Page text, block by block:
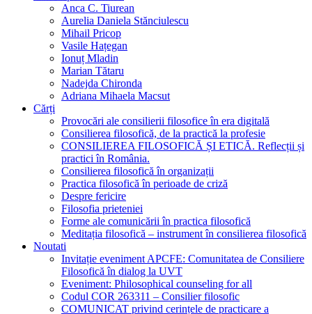
Anca C. Tiurean
Aurelia Daniela Stănciulescu
Mihail Pricop
Vasile Hațegan
Ionuț Mladin
Marian Tătaru
Nadejda Chironda
Adriana Mihaela Macsut
Cărți
Provocări ale consilierii filosofice în era digitală
Consilierea filosofică, de la practică la profesie
CONSILIEREA FILOSOFICĂ ȘI ETICĂ. Reflecții și
practici în România.
Consilierea filosofică în organizații
Practica filosofică în perioade de criză
Despre fericire
Filosofia prieteniei
Forme ale comunicării în practica filosofică
Meditația filosofică – instrument în consilierea filosofică
Noutati
Invitație eveniment APCFE: Comunitatea de Consiliere
Filosofică în dialog la UVT
Eveniment: Philosophical counseling for all
Codul COR 263311 – Consilier filosofic
COMUNICAT privind cerințele de practicare a